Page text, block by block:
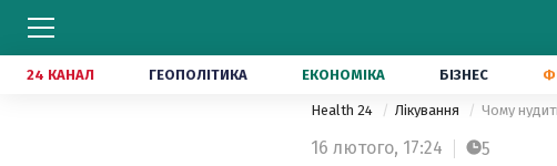
24 КАНАЛ ГЕОПОЛІТИКА ЕКОНОМІКА БІЗНЕС
Health 24 Лікування Чому
16 лютого, 17:24 5